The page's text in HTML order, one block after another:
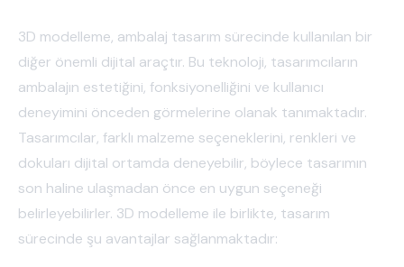
3D modelleme, ambalaj tasarım sürecinde kullanılan bir
diğer önemli dijital araçtır. Bu teknoloji, tasarımcıların
ambalajın estetiğini, fonksiyonelliğini ve kullanıcı
deneyimini önceden görmelerine olanak tanımaktadır.
Tasarımcılar, farklı malzeme seçeneklerini, renkleri ve
dokuları dijital ortamda deneyebilir, böylece tasarımın
son haline ulaşmadan önce en uygun seçeneği
belirleyebilirler. 3D modelleme ile birlikte, tasarım
sürecinde şu avantajlar sağlanmaktadır: